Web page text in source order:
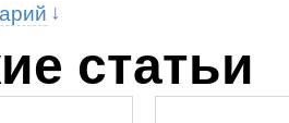
статьи